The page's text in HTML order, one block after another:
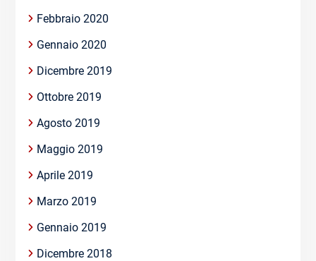
Febbraio 2020
Gennaio 2020
Dicembre 2019
Ottobre 2019
Agosto 2019
Maggio 2019
Aprile 2019
Marzo 2019
Gennaio 2019
Dicembre 2018